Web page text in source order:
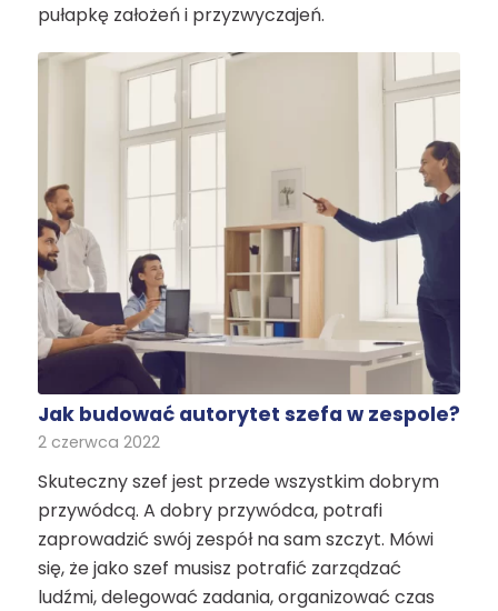
pułapkę założeń i przyzwyczajeń.
Jak budować autorytet szefa w zespole?
2 czerwca 2022
Skuteczny szef jest przede wszystkim dobrym
przywódcą. A dobry przywódca, potrafi
zaprowadzić swój zespół na sam szczyt. Mówi
się, że jako szef musisz potrafić zarządzać
ludźmi, delegować zadania, organizować czas